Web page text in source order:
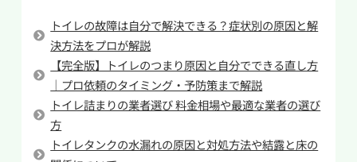
相談するのがおすすめです。
も関わらず節水のためなどの理由で小で流した
場合、トイレットペーパーを押し流すための水
量に及ばずに排水管でつまらせてしまう可能性
があります。確かに使用する水量は節約になりま
すがせいぜい1L~2Lの差なので約0.3円ほど。毎日
1回節約した場合でも10円にも満たないため節約
としての効果は薄いです。
トイレの故障は自分で解決できる？症状別の原因と解
決方法をプロが解説
【完全版】トイレのつまり原因と自分でできる直し方
｜プロ依頼のタイミング・予防策まで解説
トイレ詰まりの業者選び 料金相場や最適な業者の選び
方
トイレタンクの水漏れの原因と対処方法や結露と床の